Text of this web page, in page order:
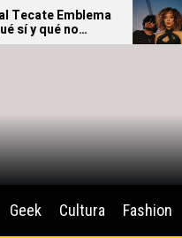
Emblema
qué no
Geek Cultura Fashion